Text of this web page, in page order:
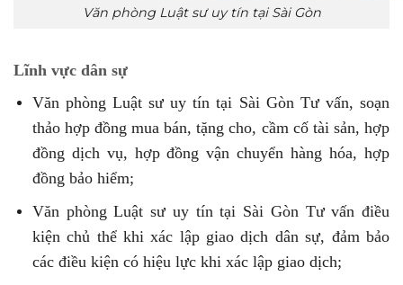
Văn phòng Luật sư uy tín tại Sài Gòn
Lĩnh vực dân sự
Văn phòng Luật sư uy tín tại Sài Gòn Tư vấn, soạn
thảo hợp đồng mua bán, tặng cho, cầm cố tài sản, hợp
đồng dịch vụ, hợp đồng vận chuyển hàng hóa, hợp
đồng bảo hiểm;
Văn phòng Luật sư uy tín tại Sài Gòn Tư vấn điều
kiện chủ thể khi xác lập giao dịch dân sự, đảm bảo
các điều kiện có hiệu lực khi xác lập giao dịch;